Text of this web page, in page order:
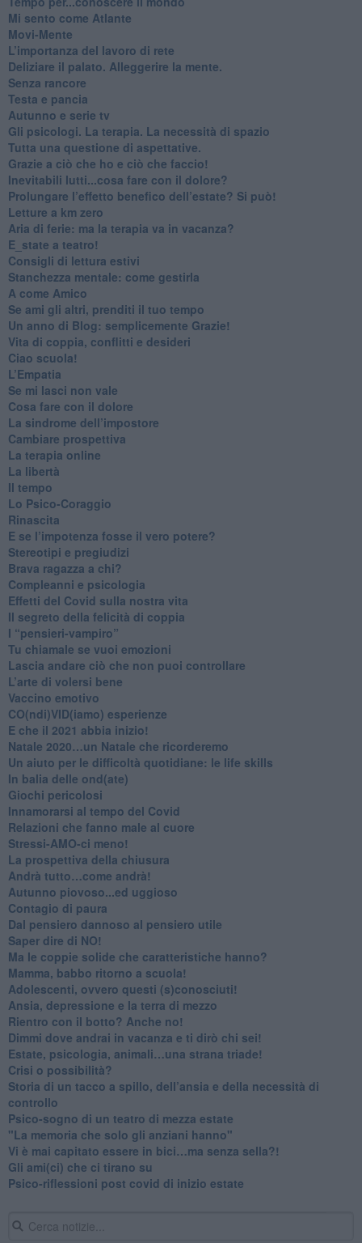
​Mi sento come Atlante
​Movi-Mente
​L’importanza del lavoro di rete
​Deliziare il palato. Alleggerire la mente.
​Senza rancore
​Testa e pancia
​Autunno e serie tv
​Gli psicologi. La terapia. La necessità di spazio
​Tutta una questione di aspettative.
​Grazie a ciò che ho e ciò che faccio!
​Inevitabili lutti...cosa fare con il dolore?
Prolungare l’effetto benefico dell’estate? Si può!
​Letture a km zero
​Aria di ferie: ma la terapia va in vacanza?
​E_state a teatro!
​Consigli di lettura estivi
​Stanchezza mentale: come gestirla
​A come Amico
​Se ami gli altri, prenditi il tuo tempo
​Un anno di Blog: semplicemente Grazie!
​Vita di coppia, conflitti e desideri
​Ciao scuola!
​L’Empatia
​Se mi lasci non vale
Cosa fare con il dolore
​La sindrome dell’impostore
​Cambiare prospettiva
La terapia online
La libertà
​Il tempo
​Lo Psico-Coraggio
Rinascita
​E se l’impotenza fosse il vero potere?
Stereotipi e pregiudizi
​Brava ragazza a chi?
​Compleanni e psicologia
Effetti del Covid sulla nostra vita
Il segreto della felicità di coppia
​I “pensieri-vampiro”
​Tu chiamale se vuoi emozioni
​Lascia andare ciò che non puoi controllare
L’arte di volersi bene
​Vaccino emotivo
CO(ndi)VID(iamo) esperienze
​E che il 2021 abbia inizio!
​Natale 2020…un Natale che ricorderemo
Un aiuto per le difficoltà quotidiane: le life skills
​In balia delle ond(ate)
Giochi pericolosi
Innamorarsi al tempo del Covid
​Relazioni che fanno male al cuore
​Stressi-AMO-ci meno!
​La prospettiva della chiusura
​Andrà tutto…come andrà!
Autunno piovoso...ed uggioso
​Contagio di paura
​Dal pensiero dannoso al pensiero utile
​Saper dire di NO!
​Ma le coppie solide che caratteristiche hanno?
​Mamma, babbo ritorno a scuola!
Adolescenti, ovvero questi (s)conosciuti!
Ansia, depressione e la terra di mezzo
​Rientro con il botto? Anche no!
Dimmi dove andrai in vacanza e ti dirò chi sei!
​Estate, psicologia, animali…una strana triade!
​Crisi o possibilità?
​Storia di un tacco a spillo, dell’ansia e della necessità di
controllo
​Psico-sogno di un teatro di mezza estate
"La memoria che solo gli anziani hanno"
​Vi è mai capitato essere in bici…ma senza sella?!
​Gli ami(ci) che ci tirano su
Psico-riflessioni post covid di inizio estate